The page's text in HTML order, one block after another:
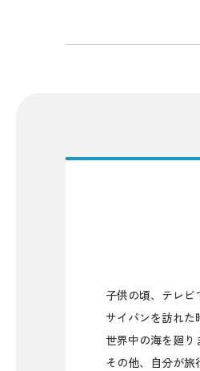
子供の頃、テレビ
サイパンを訪れた
世界中の海を廻り
その他、自分が